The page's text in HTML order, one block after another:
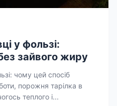
у фользі:
зайвого жиру
чому цей спосіб
порожня тарілка в
теплого і...